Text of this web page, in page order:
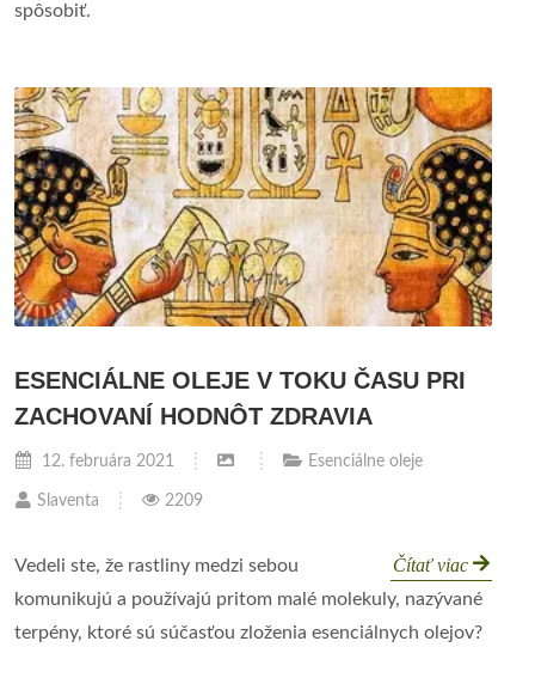
spôsobiť.
ESENCIÁLNE OLEJE V TOKU ČASU PRI
ZACHOVANÍ HODNÔT ZDRAVIA
12. februára 2021 Esenciálne oleje
Slaventa 2209
Čítať viac
Vedeli ste, že rastliny medzi sebou
komunikujú a používajú pritom malé molekuly, nazývané
terpény, ktoré sú súčasťou zloženia esenciálnych olejov?